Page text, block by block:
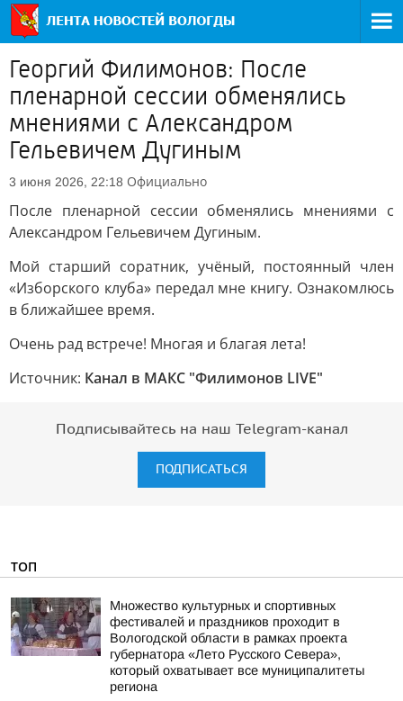
Георгий Филимонов: После
пленарной сессии обменялись
мнениями с Александром
Гельевичем Дугиным
3 июня 2026, 22:18 Официально
После пленарной сессии обменялись мнениями с
Александром Гельевичем Дугиным.
Мой старший соратник, учёный, постоянный член
«Изборского клуба» передал мне книгу. Ознакомлюсь
в ближайшее время.
Очень рад встрече! Многая и благая лета!
Источник: Канал в МАКС "Филимонов LIVE"
Подписывайтесь на наш Telegram-канал
ПОДПИСАТЬСЯ
ТОП
Множество культурных и спортивных
фестивалей и праздников проходит в
Вологодской области в рамках проекта
губернатора «Лето Русского Севера»,
который охватывает все муниципалитеты
региона